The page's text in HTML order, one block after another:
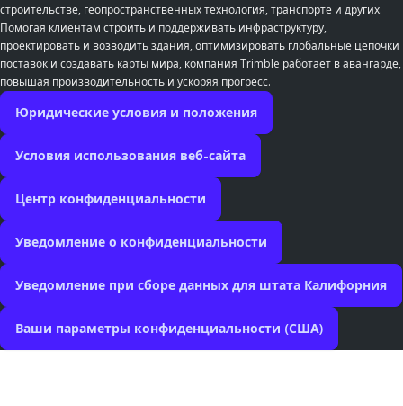
строительстве, геопространственных технология, транспорте и других.
Помогая клиентам строить и поддерживать инфраструктуру,
проектировать и возводить здания, оптимизировать глобальные цепочки
поставок и создавать карты мира, компания Trimble работает в авангарде,
повышая производительность и ускоряя прогресс.
Юридические условия и положения
Условия использования веб-сайта
Центр конфиденциальности
Уведомление о конфиденциальности
Уведомление при сборе данных для штата Калифорния
Ваши параметры конфиденциальности (США)